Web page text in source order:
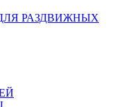
РАЗДВИЖНЫХ